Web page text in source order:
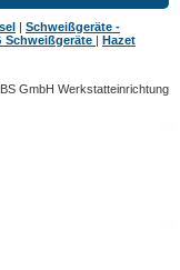
| Schweißgeräte -
Schweißgeräte | Hazet
GmbH Werkstatteinrichtung